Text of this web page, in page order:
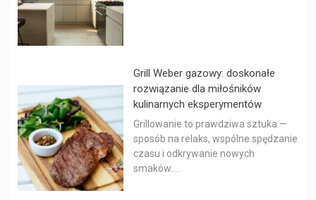
Grill Weber gazowy: doskonałe
rozwiązanie dla miłośników
kulinarnych eksperymentów
Grillowanie to prawdziwa sztuka —
sposób na relaks, wspólne spędzanie
czasu i odkrywanie nowych
smaków....